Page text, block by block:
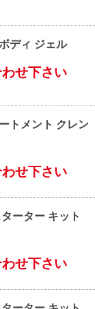
ディ ジェル
せ下さい
トメント クレン
せ下さい
ーター キット
せ下さい